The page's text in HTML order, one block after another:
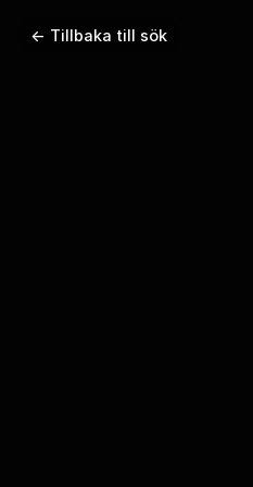
← Tillbaka till sök